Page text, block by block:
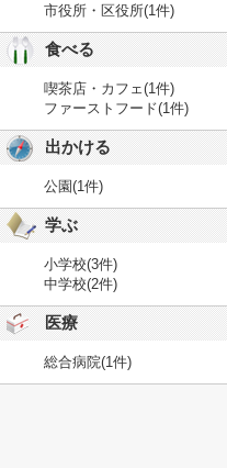
市役所・区役所(1件)
食べる
喫茶店・カフェ(1件)
ファーストフード(1件)
出かける
公園(1件)
学ぶ
小学校(3件)
中学校(2件)
医療
総合病院(1件)